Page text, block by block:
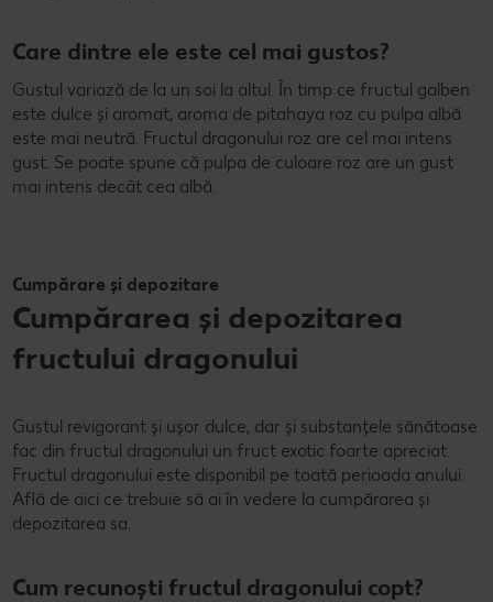
Care dintre ele este cel mai gustos?
Gustul variază de la un soi la altul. În timp ce fructul galben
este dulce și aromat, aroma de pitahaya roz cu pulpa albă
este mai neutră. Fructul dragonului roz are cel mai intens
gust. Se poate spune că pulpa de culoare roz are un gust
mai intens decât cea albă.
Cumpărare și depozitare
Cumpărarea și depozitarea
fructului dragonului
Gustul revigorant și ușor dulce, dar și substanțele sănătoase
fac din fructul dragonului un fruct exotic foarte apreciat.
Fructul dragonului este disponibil pe toată perioada anului.
Află de aici ce trebuie să ai în vedere la cumpărarea și
depozitarea sa.
Cum recunoști fructul dragonului copt?